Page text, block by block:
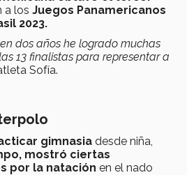
a los Juegos Panamericanos
2023.
dos años he logrado muchas
13 finalistas para representar a
Sofía.
gimnasia desde niña,
mostró ciertas
por la natación en el nado